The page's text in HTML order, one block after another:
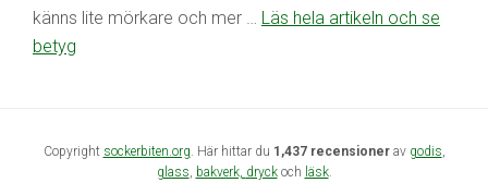
känns lite mörkare och mer … Läs hela artikeln och se
betyg
Copyright sockerbiten.org . Här hittar du 1,437 recensionerav godis
glass bakverk, dryckoch läsk.